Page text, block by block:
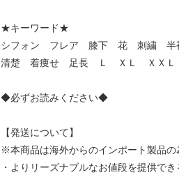
★キーワード★
シフォン フレア 膝下 花 刺繍 半
清楚 着痩せ 足長 Ｌ ＸＬ Ｘ
◆必ずお読みください◆
【発送について】
※本商品は海外からのインポート製品
・よりリーズナブルなお値段を提供で